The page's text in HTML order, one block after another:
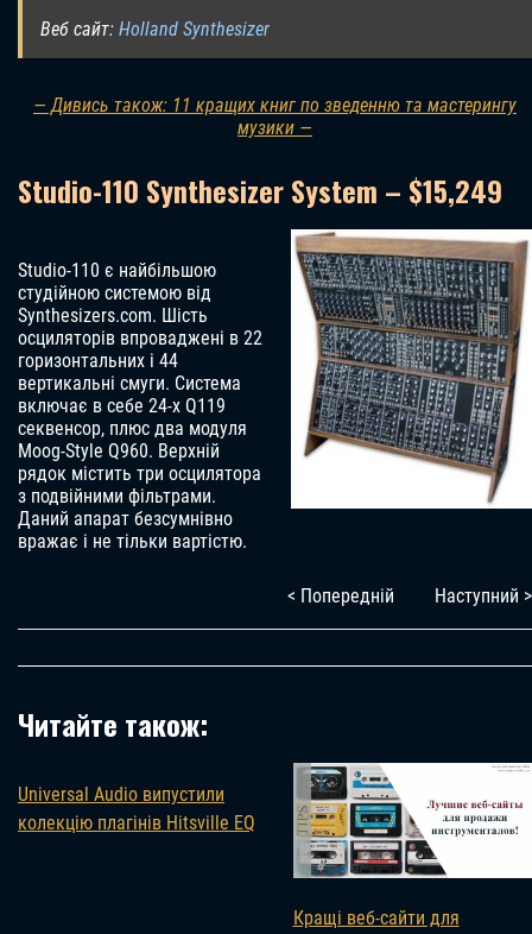
Веб сайт: Holland Synthesizer
— Дивись також: 11 кращих книг по зведенню та мастерингу
музики —
Studio-110 Synthesizer System – $15,249
Studio-110 є найбільшою
студійною системою від
Synthesizers.com. Шість
осциляторів впроваджені в 22
горизонтальних і 44
вертикальні смуги. Система
включає в себе 24-х Q119
секвенсор, плюс два модуля
Moog-Style Q960. Верхній
рядок містить три осцилятора
з подвійними фільтрами.
Даний апарат безсумнівно
вражає і не тільки вартістю.
< Попередній Наступний >
Читайте також:
Universal Audio випустили
колекцію плагінів Hitsville EQ
Кращі веб-сайти для